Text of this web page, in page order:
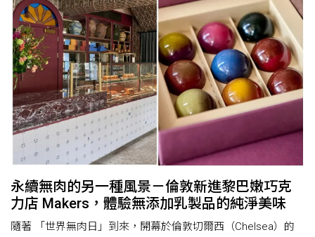
永續無肉的另一種風景－倫敦新進黎巴嫩巧克
力店 Makers，體驗無添加乳製品的純淨美味
隨著 「世界無肉日」到來，開幕於倫敦切爾西（Chelsea）的